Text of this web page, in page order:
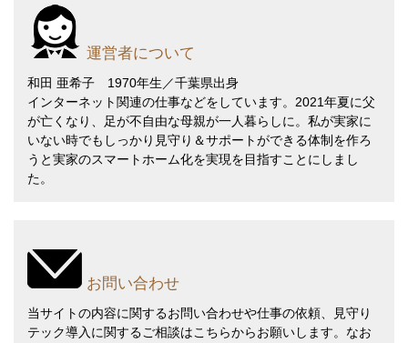
運営者について
和田 亜希子 1970年生／千葉県出身
インターネット関連の仕事などをしています。2021年夏に父
が亡くなり、足が不自由な母親が一人暮らしに。私が実家に
いない時でもしっかり見守り＆サポートができる体制を作ろ
うと実家のスマートホーム化を実現を目指すことにしまし
た。
お問い合わせ
当サイトの内容に関するお問い合わせや仕事の依頼、見守り
テック導入に関するご相談はこちらからお願いします。なお